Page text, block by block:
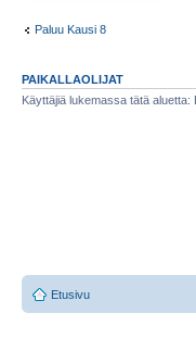
Paluu Kausi 8
PAIKALLAOLIJAT
Käyttäjiä lukemassa tätä
Etusivu